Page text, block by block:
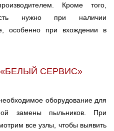
Кроме того,
нужно при наличии
особенно при вхождении в
СЕРВИС»
оборудование для
замены пыльников. При
все узлы, чтобы выявить